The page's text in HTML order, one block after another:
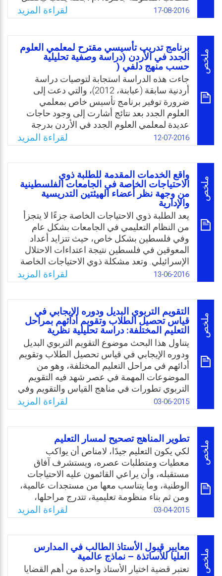
عليها؟. وقطعًا، الإجابة هي أن أجعله يتعب لكي
يحصل على المعلومة بنفسه، لأنه في هذه الحالة
لن ينساها أبدًا، كما أن هذا يجعل منه شخصًا
مفكرًا وناقدًا لكل ما يحصل عليه من معلومات،
وهكذا يتعلم مهارات البحث العلمي، والبحث عن
بدائل لحل المشكلة ويعرف كيف تختار إحداها
لتمثل الحل المناسب، وهذا ما يدفعه إلى دخول
المعمل للتطبيق والتجريب وإعادة المحاولة
والتفسير، وتعلم مهارات التفكير العليا، وهكذا
سيشعر بمتعة التعلم.
WhatsApp
Facebook
Twitter
Email
17-08-2016 لقراءة المزيد
ملخص
برنامج تدريب تأسيسي مقترح لمعلمي العلوم
الجدد في الأردن (دراسة وصفية تحليلية
حسب منهج دلفي (
جاءت هذه الدراسة استجابة لتوصيات دراسة
أردنية سابقة (عبابنة، 2012)، والتي دعت إلى
ضرورة توفير برنامج تأسيس خاص بمعلمي
العلوم الجدد بعد نتائج أشارت إلى وجود حاجات
عديدة لمعلمي العلوم الجدد في الأردن بدرجة
كبيرة، وبسبب ارتفاع نسب استنكاف معلمي
العلوم عن التعيين في الأردن حيث بلغت للعام
الدراسي 2009/2010 م، (18%) بين الإناث و
(42%) بين الذكور.
WhatsApp
Facebook
Twitter
Email
12-07-2016 لقراءة المزيد
ملخص
واقع الخدمات المقدمة للطلبة ذوي
الاحتياجات الخاصة في الجامعات الفلسطينية
من وجهة نظر أعضاء الهيئتين التدريسية
والإدارية
يعد الطلبة ذوي الاحتياجات الخاصة جزءًا لا يتجزأ
من النظام التعليمي في الجامعات بشكل عام
وفي فلسطين بشكل خاص، حيث تتزايد أعداد
المعوقين في فلسطين نتيجة اعتداءات الاحتلال
الإسرائيلي. وتعد مشكلة ذوي الاحتياجات الخاصة
ورعايتهم وتعليمهم إحدى أهم القضايا الوطنية
الأساسية التي تواجه المجتمع الفلسطيني،
وبالرغم من توافر بعض الدراسات العربية
والاجنبية التي تناولت موضوع هؤلاء الطلبة وجد
الباحث أن هناك حاجة ماسة بهذه الفئة المهمة
من طلبة الجامعات الفلسطينية، وبخاصة وأن
الدراسات في هذا المجال على الصعيد
الفلسطيني تحديدًا نادرة.
WhatsApp
Facebook
Twitter
Email
13-06-2016 لقراءة المزيد
ملخص
التقويم التربوي البديل ودوره الإيجابي في
قياس تحصيل الطلاب وتقويم أدائهم بمراحل
التعليم المختلفة: دراسة تحليلية نظرية
يتناول هذا البحث موضوع التقويم التربوي البديل
ودوره الإيجابي في قياس تحصيل الطلاب وتقويم
أدائهم في مراحل التعليم المختلفة، وهو من
الموضوعات المهمة في عصر شهد فيه التقويم
التربوي تطورات في مناهج القياس والتقويم وفي
أساليبه وأدواته وممارسته. ولهذا البحث أهمية
خاصة بأنه يسلط الضوء على التقويم البديل
باعتباره نمط جديد لايجاد معالجات وحلول
لمشكلات القويم التقليدي الذي ثبت قصوره في
قياس تحصيل الطلاب وتقويم أدائهم. ومن أهداف
هذا البحث توضيح الدور الإيجابي للتقويم البديل
مع التعرف عليه من حيث مفهومه، أهدافه،
أسسه، أدواته، خصائصه، وظائفه واستراتيجياته
والخ، ليستخدم في قياس تحصيل الطلاب وتقويم
أدائهم بديلًا للتقويم التقليدي.
WhatsApp
Facebook
Twitter
Email
03-06-2015 لقراءة المزيد
ملخص
تطوير المناهج تصحيح لمسار التعليم
لكي يكون التعليم جيدًا، لامناص أن يواكب
معطيات ومتطلبات عصره، ويستشرف آفاق
مستقبله، وأن يراعي القائمون عليه الاحتياجات
الوطنية، وما يتناسب معها من مستجدات عالمية،
ومن ثم بناء منظومة تعليمية، تتدرج مراحلها،
لتحقيق أهداف واضحة ومحددة، قابلة للتطبيق
على أرض الواقع، وأولى الخطوات أو بالأحرى
اللبنات في بناء المنظومة، تتمثل في مناهج تقوم
على معايير تربوية مدروسة بعناية، وتتسم
بالحيوية والمرونة، وتلفظ الثبات والجمود العقيم،
وتتكامل فيها المعارف والمهارات والاتجاهات
03-04-2015 لقراءة المزيد
ملخص
معايير قبول الأستاذ الطالب في المدارس
العليا للأساتذة – نماذج عالمية
تعتبر قضية اختيار الأستاذ واحدة من أهم القضايا